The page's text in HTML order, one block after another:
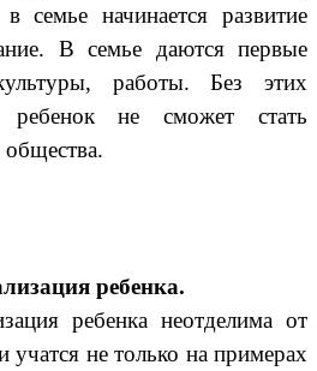
семье начинается развитие
В семье даются первые
работы. Без этих
ребенок не сможет стать
ребенка.
неотделима от
учатся не только на примерах